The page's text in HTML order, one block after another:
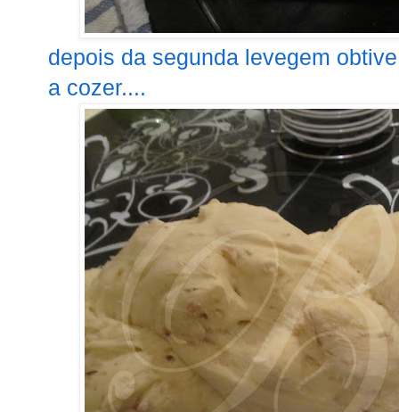
depois da segunda levegem
a cozer....